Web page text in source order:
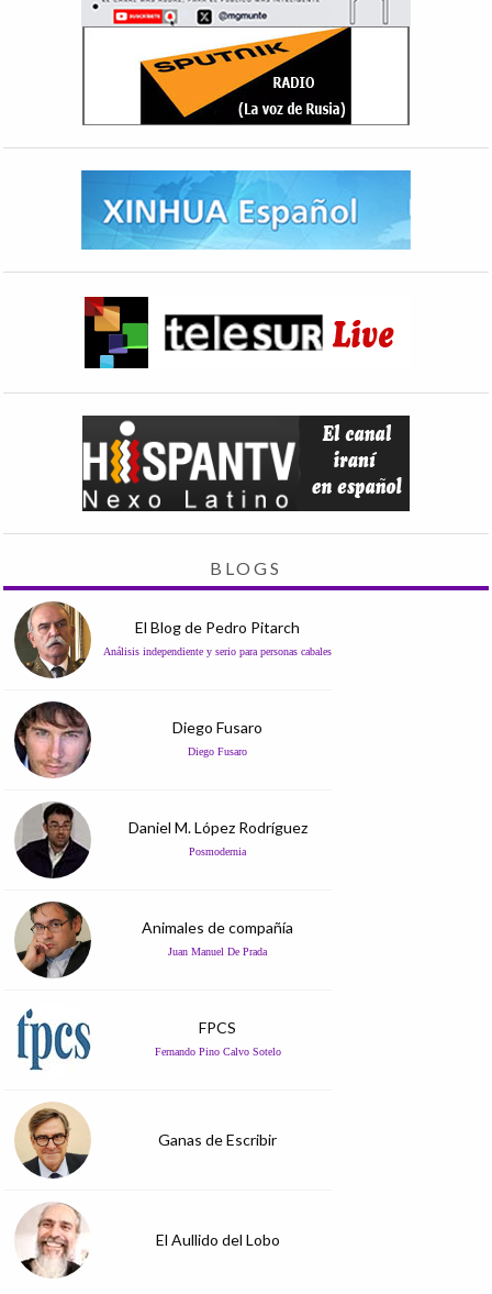
BLOGS
El Blog de Pedro Pitarch
Análisis independiente y serio para personas cabales
Diego Fusaro
Diego Fusaro
Daniel M. López Rodríguez
Posmodernia
Animales de compañía
Juan Manuel De Prada
FPCS
Fernando Pino Calvo Sotelo
Ganas de Escribir
El Aullido del Lobo